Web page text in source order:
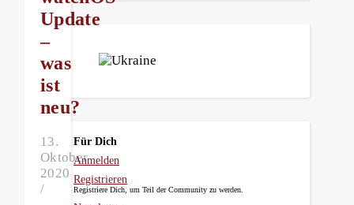
Update
–
was
ist
neu?
13.
Oktober
2020
/
Für Dich
Anmelden
Registrieren
Registriere Dich, um Teil der Community zu werden.